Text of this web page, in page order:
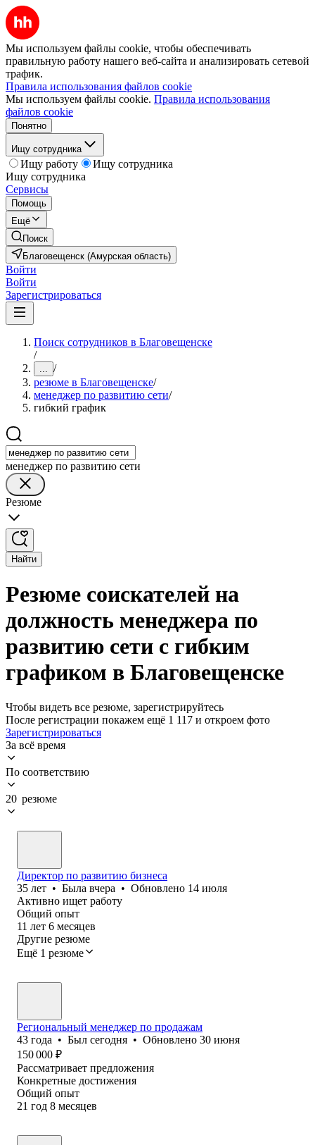
Мы используем файлы cookie, чтобы обеспечивать
правильную работу нашего веб-сайта и анализировать сетевой
трафик.
Правила использования файлов cookie
Мы используем файлы cookie. Правила использования
файлов cookie
Понятно
Ищу сотрудника
Ищу работу
Ищу сотрудника
Ищу сотрудника
Сервисы
Помощь
Ещё
Поиск
Благовещенск (Амурская область)
Войти
Войти
Зарегистрироваться
Поиск сотрудников в Благовещенске
/
... /
резюме в Благовещенске/
менеджер по развитию сети/
гибкий график
менеджер по развитию сети
Резюме
Найти
Резюме соискателей на
должность менеджера по
развитию сети с гибким
графиком в Благовещенске
Чтобы видеть все резюме, зарегистрируйтесь
После регистрации покажем ещё 1 117 и откроем фото
Зарегистрироваться
За всё время
По соответствию
20 резюме
Директор по развитию бизнеса
35 лет • Была вчера • Обновлено 14 июля
Активно ищет работу
Общий опыт
11 лет 6 месяцев
Другие резюме
Ещё 1 резюме
Региональный менеджер по продажам
43 года • Был сегодня • Обновлено 30 июня
150 000 ₽
Рассматривает предложения
Конкретные достижения
Общий опыт
21 год 8 месяцев